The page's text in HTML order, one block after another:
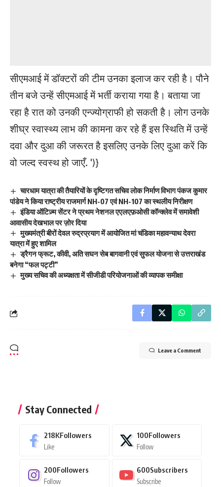
सीएमआई में डॉक्टरों की टीम उनका इलाज कर रही है। पौने
तीन बजे उन्हें सीएमआई में भर्ती कराया गया है। बताया जा
रहा है रात को उनकी एन्ज्योग्राफी हो सकती है। लोग उनके
शीघ्र स्वास्थ्य लाभ की कामना कर रहे हैं इस स्थिति में उन्हें
दवा और दुआ की जरूरत है इसलिए उनके लिए दुआ करें कि
वो जल्द स्वस्थ हो जाएँ. ')}
चारधाम यात्रा की तैयारियों के दृष्टिगत सचिव लोक निर्माण विभाग पंकज कुमार
पांडेय ने किया राष्ट्रीय राजमार्ग NH-07 एवं NH-107 का स्थलीय निरीक्षण
इंडिया ऑटिज़्म सेंटर ने प्रथम नेशनल एएलएफ़ओसी कॉन्क्लेव में समावेशी
आवासीय देखभाल पर ज़ोर दिया
मुख्यमंत्री बीरों देवल रुद्रप्रयाग में आयोजित मां चंडिका महावन्याथ देवरा
यात्रा में हुए शामिल
ड्रैगन फ्रूट, कीवी, अति सघन सेब बागवानी एवं सुफल योजना से उत्तराखंड
बनेगा “फल पट्टी”
मुख्य सचिव की अध्यक्षता में सीजीडी परियोजनाओं की व्यापक समीक्षा
Leave a Comment
Stay Connected
218KFollowers
Like
100Followers
Follow
200Followers
Follow
600Subscribers
Subscribe